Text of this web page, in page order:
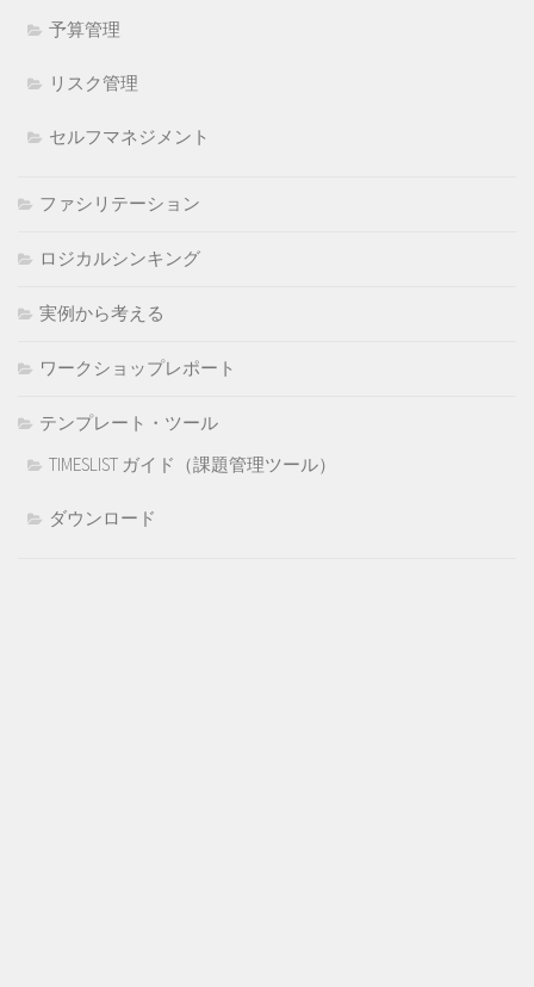
予算管理
リスク管理
セルフマネジメント
ファシリテーション
ロジカルシンキング
実例から考える
ワークショップレポート
テンプレート・ツール
TIMESLIST ガイド（課題管理ツール）
ダウンロード